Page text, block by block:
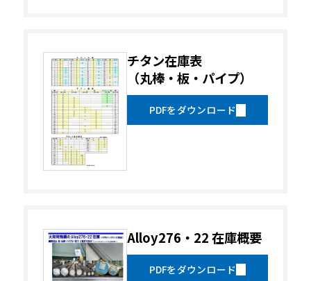
チタン在庫表
（丸棒・板・パイプ）
PDFをダウンロード
Alloy276・22 在庫概要
PDFをダウンロード